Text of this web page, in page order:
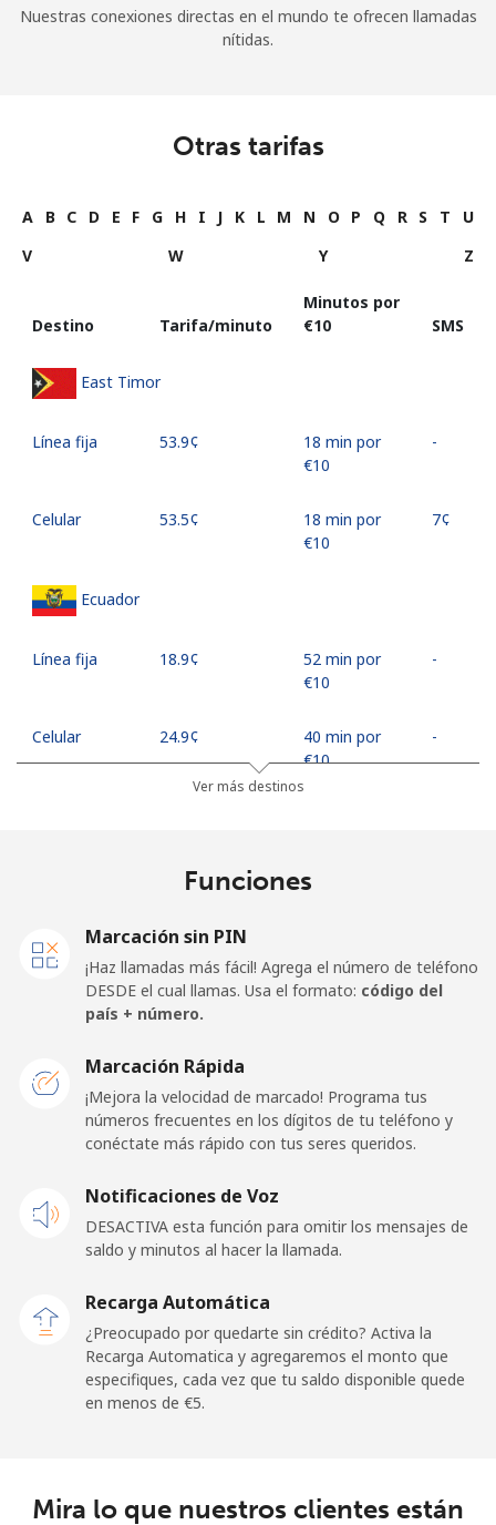
Nuestras conexiones directas en el mundo te ofrecen llamadas
nítidas.
Otras tarifas
A B C D E F G H I J K L M N O P Q R S T
U
V
W Y Z
Destino Tarifa/minuto
Minutos por
⁦€10⁩
SMS
East Timor
Línea fija ⁦53.9¢⁩
18 min por
⁦€10⁩
-
Celular ⁦53.5¢⁩
18 min por
⁦€10⁩
⁦7¢⁩
Ecuador
Línea fija ⁦18.9¢⁩
52 min por
⁦€10⁩
-
Celular ⁦24.9¢⁩
40 min por
⁦€10⁩
-
⁦12.5¢⁩
80 min por
Celular
⁦€10⁩
El Salvador
⁦10.5¢⁩
95 min por
Celular ⁦13.5¢⁩
74 min por
⁦€10⁩
Equatorial Guinea
Ver más destinos
Funciones
Marcación sin PIN
¡Haz llamadas más fácil! Agrega el número de teléfono
DESDE el cual llamas. Usa el formato: código del
país + número.
Marcación Rápida
¡Mejora la velocidad de marcado! Programa tus
números frecuentes en los dígitos de tu teléfono y
conéctate más rápido con tus seres queridos.
Notificaciones de Voz
DESACTIVA esta función para omitir los mensajes de
saldo y minutos al hacer la llamada.
Recarga Automática
¿Preocupado por quedarte sin crédito? Activa la
Recarga Automatica y agregaremos el monto que
especifiques, cada vez que tu saldo disponible quede
en menos de ⁦€5⁩.
Mira lo que nuestros clientes están